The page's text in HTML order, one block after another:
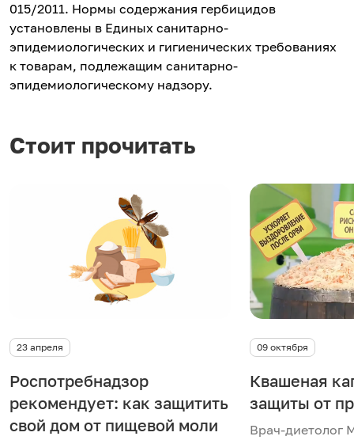
015/2011. Нормы содержания гербицидов
установлены в Единых санитарно-
эпидемиологических и гигиенических требованиях
к товарам, подлежащим санитарно-
эпидемиологическому надзору.
Стоит прочитать
23 апреля
Роспотребнадзор
рекомендует: как защитить
свой дом от пищевой моли
09 октября
Квашеная
защиты от
Врач-диетолог